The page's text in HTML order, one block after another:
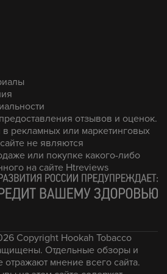
2/1, Китай колодка, с
раскуривать начал
отзывов и оценок.
в рекламных или маркетинговых
не являются
или покупке какого-либо
на сайте Htreviews
Copyright Hookah Tobacco
Отдельные обзоры и
отражают мнение всего сайта.